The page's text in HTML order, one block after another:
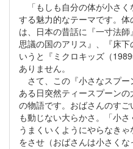
「もしも自分の体が小さ
する魅力的なテーマです。
は、日本の昔話に『一寸法
思議の国のアリス』、『床
いうと『ミクロキッズ（
ありません。
さて、この『小さなスプー
ある日突然ティースプーン
の物語です。おばさんのす
も動じない大らかさ。「小
うまくいくようにやらなき
をさせ（おばさんは小さく